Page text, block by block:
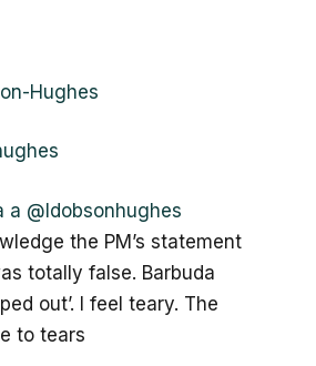
Hughes
a @ldobsonhughes
the PM’s statement
totally false. Barbuda
out’. I feel teary. The
to tears